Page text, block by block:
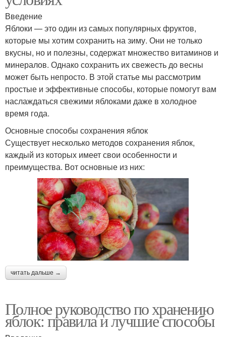
Введение
Яблоки — это один из самых популярных фруктов,
которые мы хотим сохранить на зиму. Они не только
вкусны, но и полезны, содержат множество витаминов и
минералов. Однако сохранить их свежесть до весны
может быть непросто. В этой статье мы рассмотрим
простые и эффективные способы, которые помогут вам
наслаждаться свежими яблоками даже в холодное
время года.
Основные способы сохранения яблок
Существует несколько методов сохранения яблок,
каждый из которых имеет свои особенности и
преимущества. Вот основные из них:
читать дальше →
Полное руководство по хранению
яблок: правила и лучшие способы